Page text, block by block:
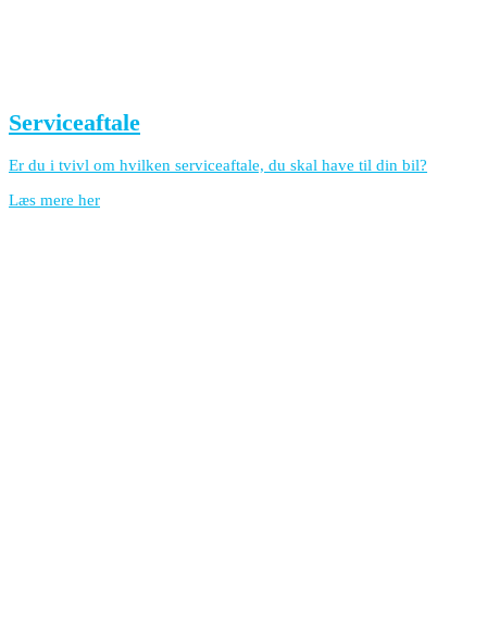
Serviceaftale
Er du i tvivl om hvilken serviceaftale, du skal have til din bil?
Læs mere her